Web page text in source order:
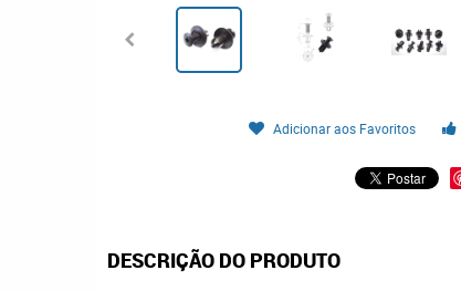
Adicionar aos Favoritos
DESCRIÇÃO DO PRODUTO